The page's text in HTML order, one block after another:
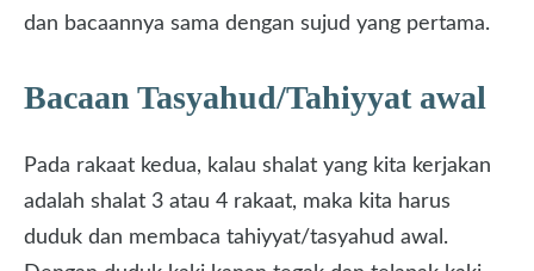
dan bacaannya sama dengan sujud yang pertama.
Bacaan Tasyahud/Tahiyyat awal
Pada rakaat kedua, kalau shalat yang kita kerjakan
adalah shalat 3 atau 4 rakaat, maka kita harus
duduk dan membaca tahiyyat/tasyahud awal.